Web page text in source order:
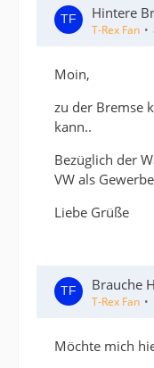
Hintere
T-Rex Fan
Moin,
zu der Bremse
kann..
Bezüglich der
VW als
Liebe Grüße
Brauche
T-Rex Fan
Möchte mich